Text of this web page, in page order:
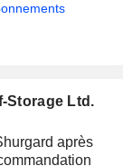
Storage Ltd.
après